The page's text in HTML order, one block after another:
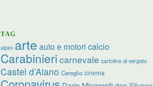
TAG
alpini arte auto e motori calcio
Carabinieri carnevale cartoline di vergato
Castel d’Aiano Cereglio cinema